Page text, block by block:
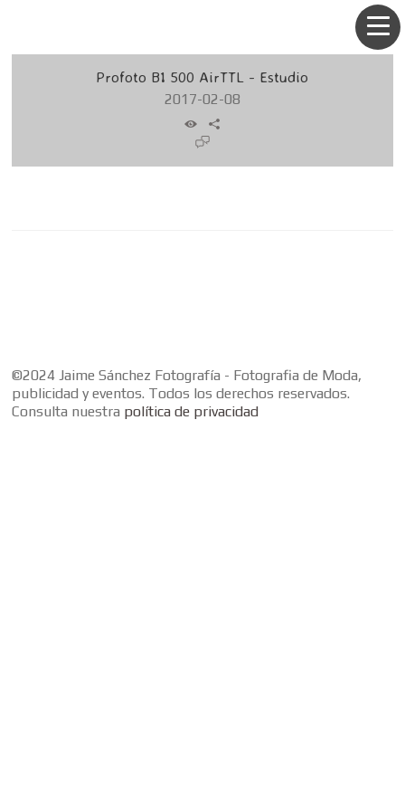
Profoto B1 500 AirTTL - Estudio
2017-02-08
©2024 Jaime Sánchez Fotografía - Fotografia de Moda,
publicidad y eventos. Todos los derechos reservados.
Consulta nuestra política de privacidad